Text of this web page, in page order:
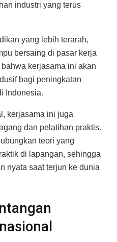
industri yang terus
yang lebih terarah,
bersaing di pasar kerja
kerjasama ini akan
bagi peningkatan
Indonesia.
kerjasama ini juga
dan pelatihan praktis.
teori yang
di lapangan, sehingga
nyata saat terjun ke dunia